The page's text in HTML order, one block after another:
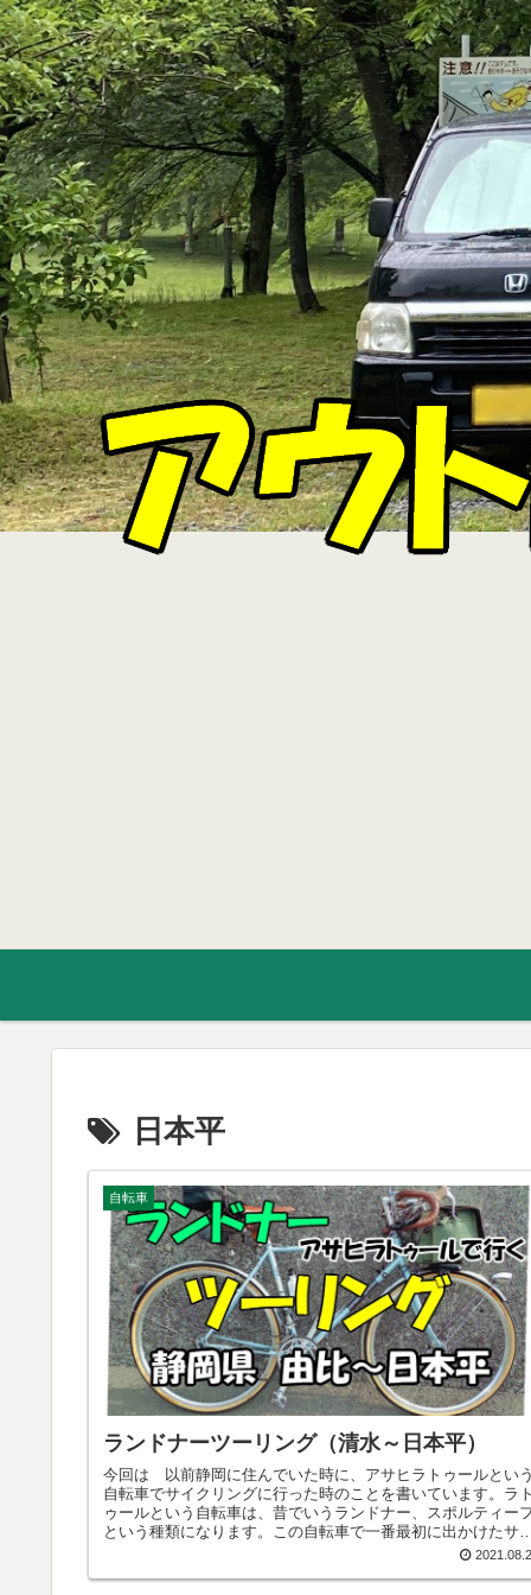
日本平
自転車
ランドナーツーリング（清水～日本平）
今回は 以前静岡に住んでいた時に、アサヒラトゥールとい
自転車でサイクリングに行った時のことを書いています。ラ
ゥールという自転車は、昔でいうランドナー、スポルティー
という種類になります。この自転車で一番最初に出かけたサ
クリングの様子を書きました。美味しいランチもいただきま